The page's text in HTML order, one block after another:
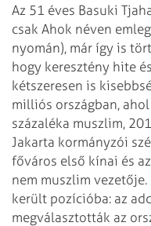
Az 51 éves Basuki
csak Ahok néven
nyomán), már így is
hogy keresztény hite
kétszeresen is
milliós országban,
százaléka muszlim,
Jakarta kormányzói
főváros első kínai és
nem muszlim
került pozícióba: az
megválasztották az